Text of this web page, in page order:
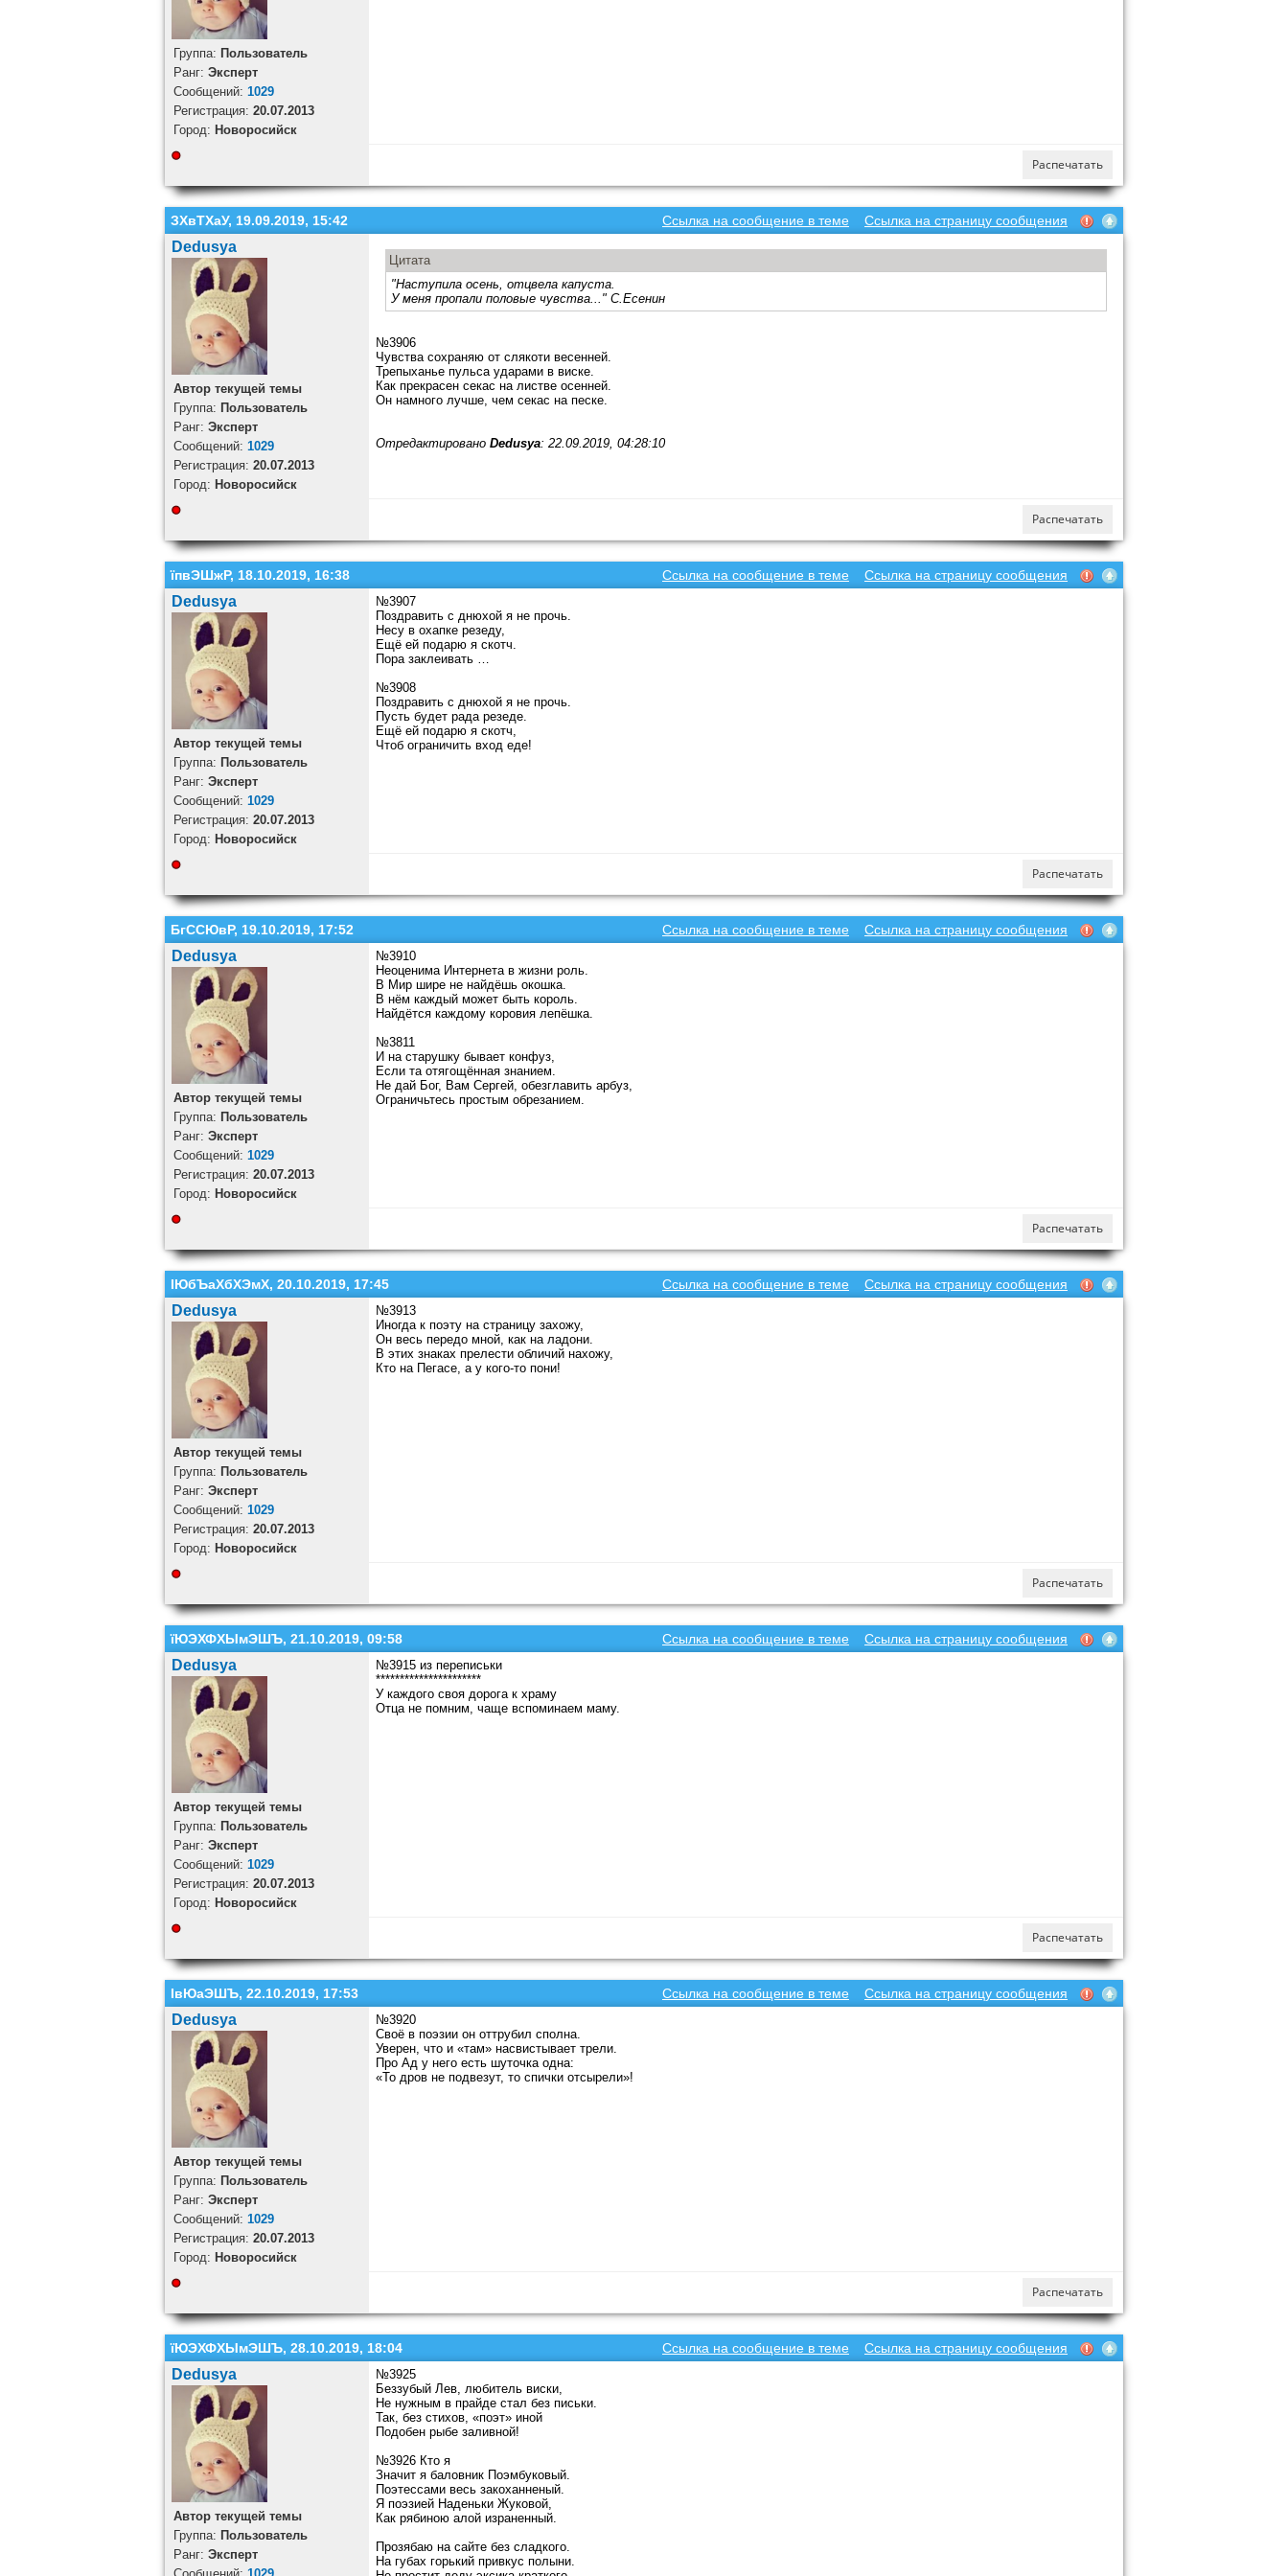
Группа: Пользователь
Ранг: Эксперт
Cообщений: 1029
Регистрация: 20.07.2013
Город: Новоросийск
Распечатать
Ссылка на сообщение в теме Ссылка на страницу сообщения
ЗХвТХаУ, 19.09.2019, 15:42
Dedusya
Автор текущей темы
Группа: Пользователь
Ранг: Эксперт
Cообщений: 1029
Регистрация: 20.07.2013
Город: Новоросийск
Цитата
"Наступила осень, отцвела капуста.
У меня пропали половые чувства..." С.Есенин
№3906
Чувства сохраняю от слякоти весенней.
Трепыханье пульса ударами в виске.
Как прекрасен секас на листве осенней.
Он намного лучше, чем секас на песке.
Отредактировано Dedusya: 22.09.2019, 04:28:10
Распечатать
Ссылка на сообщение в теме Ссылка на страницу сообщения
їпвЭШжР, 18.10.2019, 16:38
Dedusya
Автор текущей темы
Группа: Пользователь
Ранг: Эксперт
Cообщений: 1029
Регистрация: 20.07.2013
Город: Новоросийск
№3907
Поздравить с днюхой я не прочь.
Несу в охапке резеду,
Ещё ей подарю я скотч.
Пора заклеивать …
№3908
Поздравить с днюхой я не прочь.
Пусть будет рада резеде.
Ещё ей подарю я скотч,
Чтоб ограничить вход еде!
Распечатать
Ссылка на сообщение в теме Ссылка на страницу сообщения
БгССЮвР, 19.10.2019, 17:52
Dedusya
Автор текущей темы
Группа: Пользователь
Ранг: Эксперт
Cообщений: 1029
Регистрация: 20.07.2013
Город: Новоросийск
№3910
Неоценима Интернета в жизни роль.
В Мир шире не найдёшь окошка.
В нём каждый может быть король.
Найдётся каждому коровия лепёшка.
№3811
И на старушку бывает конфуз,
Если та отягощённая знанием.
Не дай Бог, Вам Сергей, обезглавить арбуз,
Ограничьтесь простым обрезанием.
Распечатать
Ссылка на сообщение в теме Ссылка на страницу сообщения
ІЮбЪаХбХЭмХ, 20.10.2019, 17:45
Dedusya
Автор текущей темы
Группа: Пользователь
Ранг: Эксперт
Cообщений: 1029
Регистрация: 20.07.2013
Город: Новоросийск
№3913
Иногда к поэту на страницу захожу,
Он весь передо мной, как на ладони.
В этих знаках прелести обличий нахожу,
Кто на Пегасе, а у кого-то пони!
Распечатать
Ссылка на сообщение в теме Ссылка на страницу сообщения
їЮЭХФХЫмЭШЪ, 21.10.2019, 09:58
Dedusya
Автор текущей темы
Группа: Пользователь
Ранг: Эксперт
Cообщений: 1029
Регистрация: 20.07.2013
Город: Новоросийск
№3915 из переписьки
**********************
У каждого своя дорога к храму
Отца не помним, чаще вспоминаем маму.
Распечатать
Ссылка на сообщение в теме Ссылка на страницу сообщения
ІвЮаЭШЪ, 22.10.2019, 17:53
Dedusya
Автор текущей темы
Группа: Пользователь
Ранг: Эксперт
Cообщений: 1029
Регистрация: 20.07.2013
Город: Новоросийск
№3920
Своё в поэзии он оттрубил сполна.
Уверен, что и «там» насвистывает трели.
Про Ад у него есть шуточка одна:
«То дров не подвезут, то спички отсырели»!
Распечатать
Ссылка на сообщение в теме Ссылка на страницу сообщения
їЮЭХФХЫмЭШЪ, 28.10.2019, 18:04
Dedusya
Автор текущей темы
Группа: Пользователь
Ранг: Эксперт
№3925
Беззубый Лев, любитель виски,
Не нужным в прайде стал без письки.
Так, без стихов, «поэт» иной
Подобен рыбе заливной!
№3926 Кто я
Значит я баловник Поэмбуковый.
Поэтессами весь закоханненый.
Я поэзией Наденьки Жуковой,
Как рябиною алой израненный.
Прозябаю на сайте без сладкого.
На губах горький привкус полыни.